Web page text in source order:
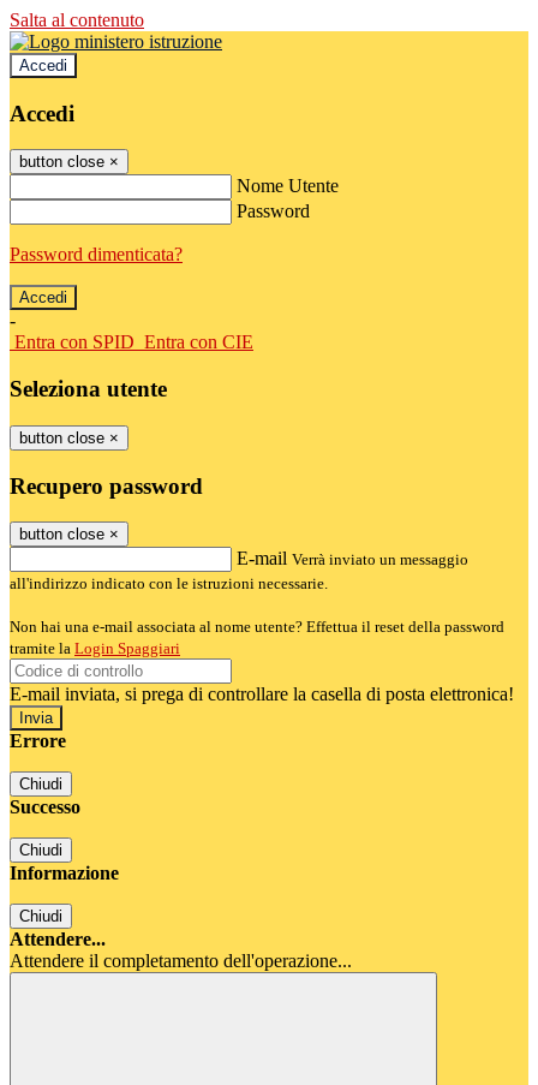
Salta al contenuto
Accedi
Accedi
button close ×
Nome Utente
Password
Password dimenticata?
-
Entra con SPID Entra con CIE
Seleziona utente
button close ×
Recupero password
button close ×
E-mail Verrà inviato un messaggio
all'indirizzo indicato con le istruzioni necessarie.
Non hai una e-mail associata al nome utente? Effettua il reset della password
tramite la Login Spaggiari
E-mail inviata, si prega di controllare la casella di posta elettronica!
Errore
Chiudi
Successo
Chiudi
Informazione
Chiudi
Attendere...
Attendere il completamento dell'operazione...